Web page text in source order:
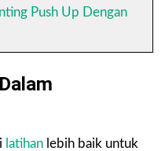
Push Up Dengan
latihan lebih baik untuk